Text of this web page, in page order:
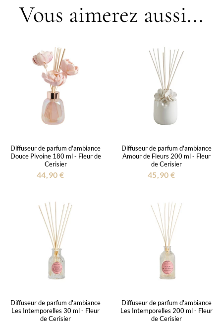
Vous aimerez aussi...
Diffuseur de parfum d'ambiance
Douce Pivoine 180 ml - Fleur de
Cerisier
44,90 €
Diffuseur de parfum d'ambiance
Amour de Fleurs 200 ml - Fleur
de Cerisier
45,90 €
Diffuseur de parfum d'ambiance
Les Intemporelles 30 ml - Fleur
de Cerisier
Diffuseur de parfum d'ambiance
Les Intemporelles 200 ml - Fleur
de Cerisier